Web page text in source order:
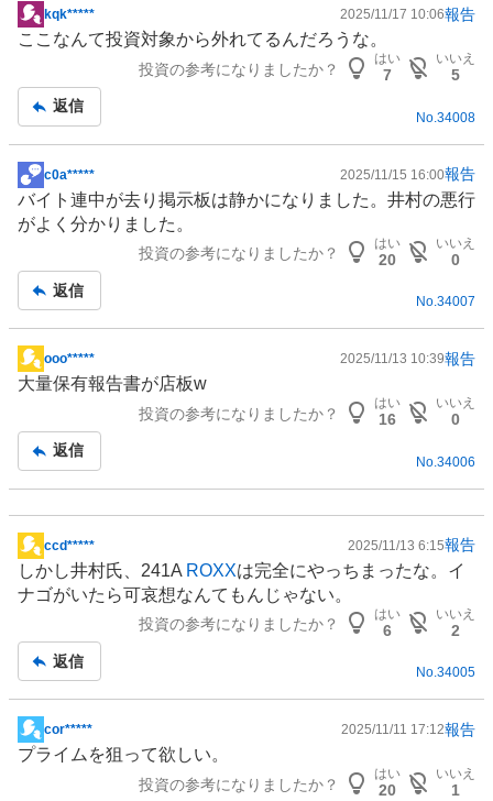
掲
示
事
kqk***** 2025/11/17 10:06報告
ここなんて投資対象から外れてるんだろうな。
投資の参考になりましたか？
はい
7
いいえ
5
返信
No. 34008
掲
示
板
c0a***** 2025/11/15 16:00報告
バイト連中が去り掲示板は静かになりました。井村の悪行
がよく分かりました。
投資の参考になりましたか？
はい
20
いいえ
0
返信
No.34007
掲
示
事
ooo***** 2025/11/13 10:39報告
大量保有報告書が店板w
投資の参考になりましたか？
はい
16
いいえ
0
返信
No. 34006
掲
示
板
ccd***** 2025/11/13 6:15報告
しかし井村氏、241A ROXXは完全にやっちまったな。イ
ナゴがいたら可哀想なんてもんじゃない。
投資の参考になりましたか？
はい
6
いいえ
2
返信
No.34005
掲
示
cor***** 2025/11/11 17:12報告
プライムを狙って欲しい。
投資の参考になりましたか？
はい
20
いいえ
1